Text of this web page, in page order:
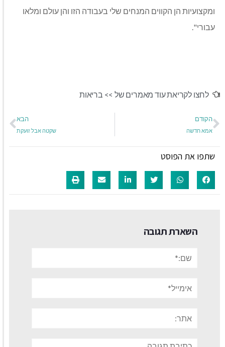
ומקצועיות הן הקווים המנחים שלי בעבודה הזו והן עולם ומלאו
עבורי".
לחצו לקריאת עוד מאמרים של >> בריאות
הקודם
אמא חדשה
הבא
שקטה אבל זועקת
שתפו את הפוסט
השארת תגובה
תגובה